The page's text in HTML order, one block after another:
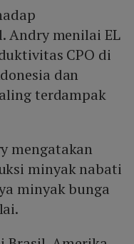
Andry menilai EL
CPO di
dan
terdampak
mengatakan
minyak nabati
minyak bunga